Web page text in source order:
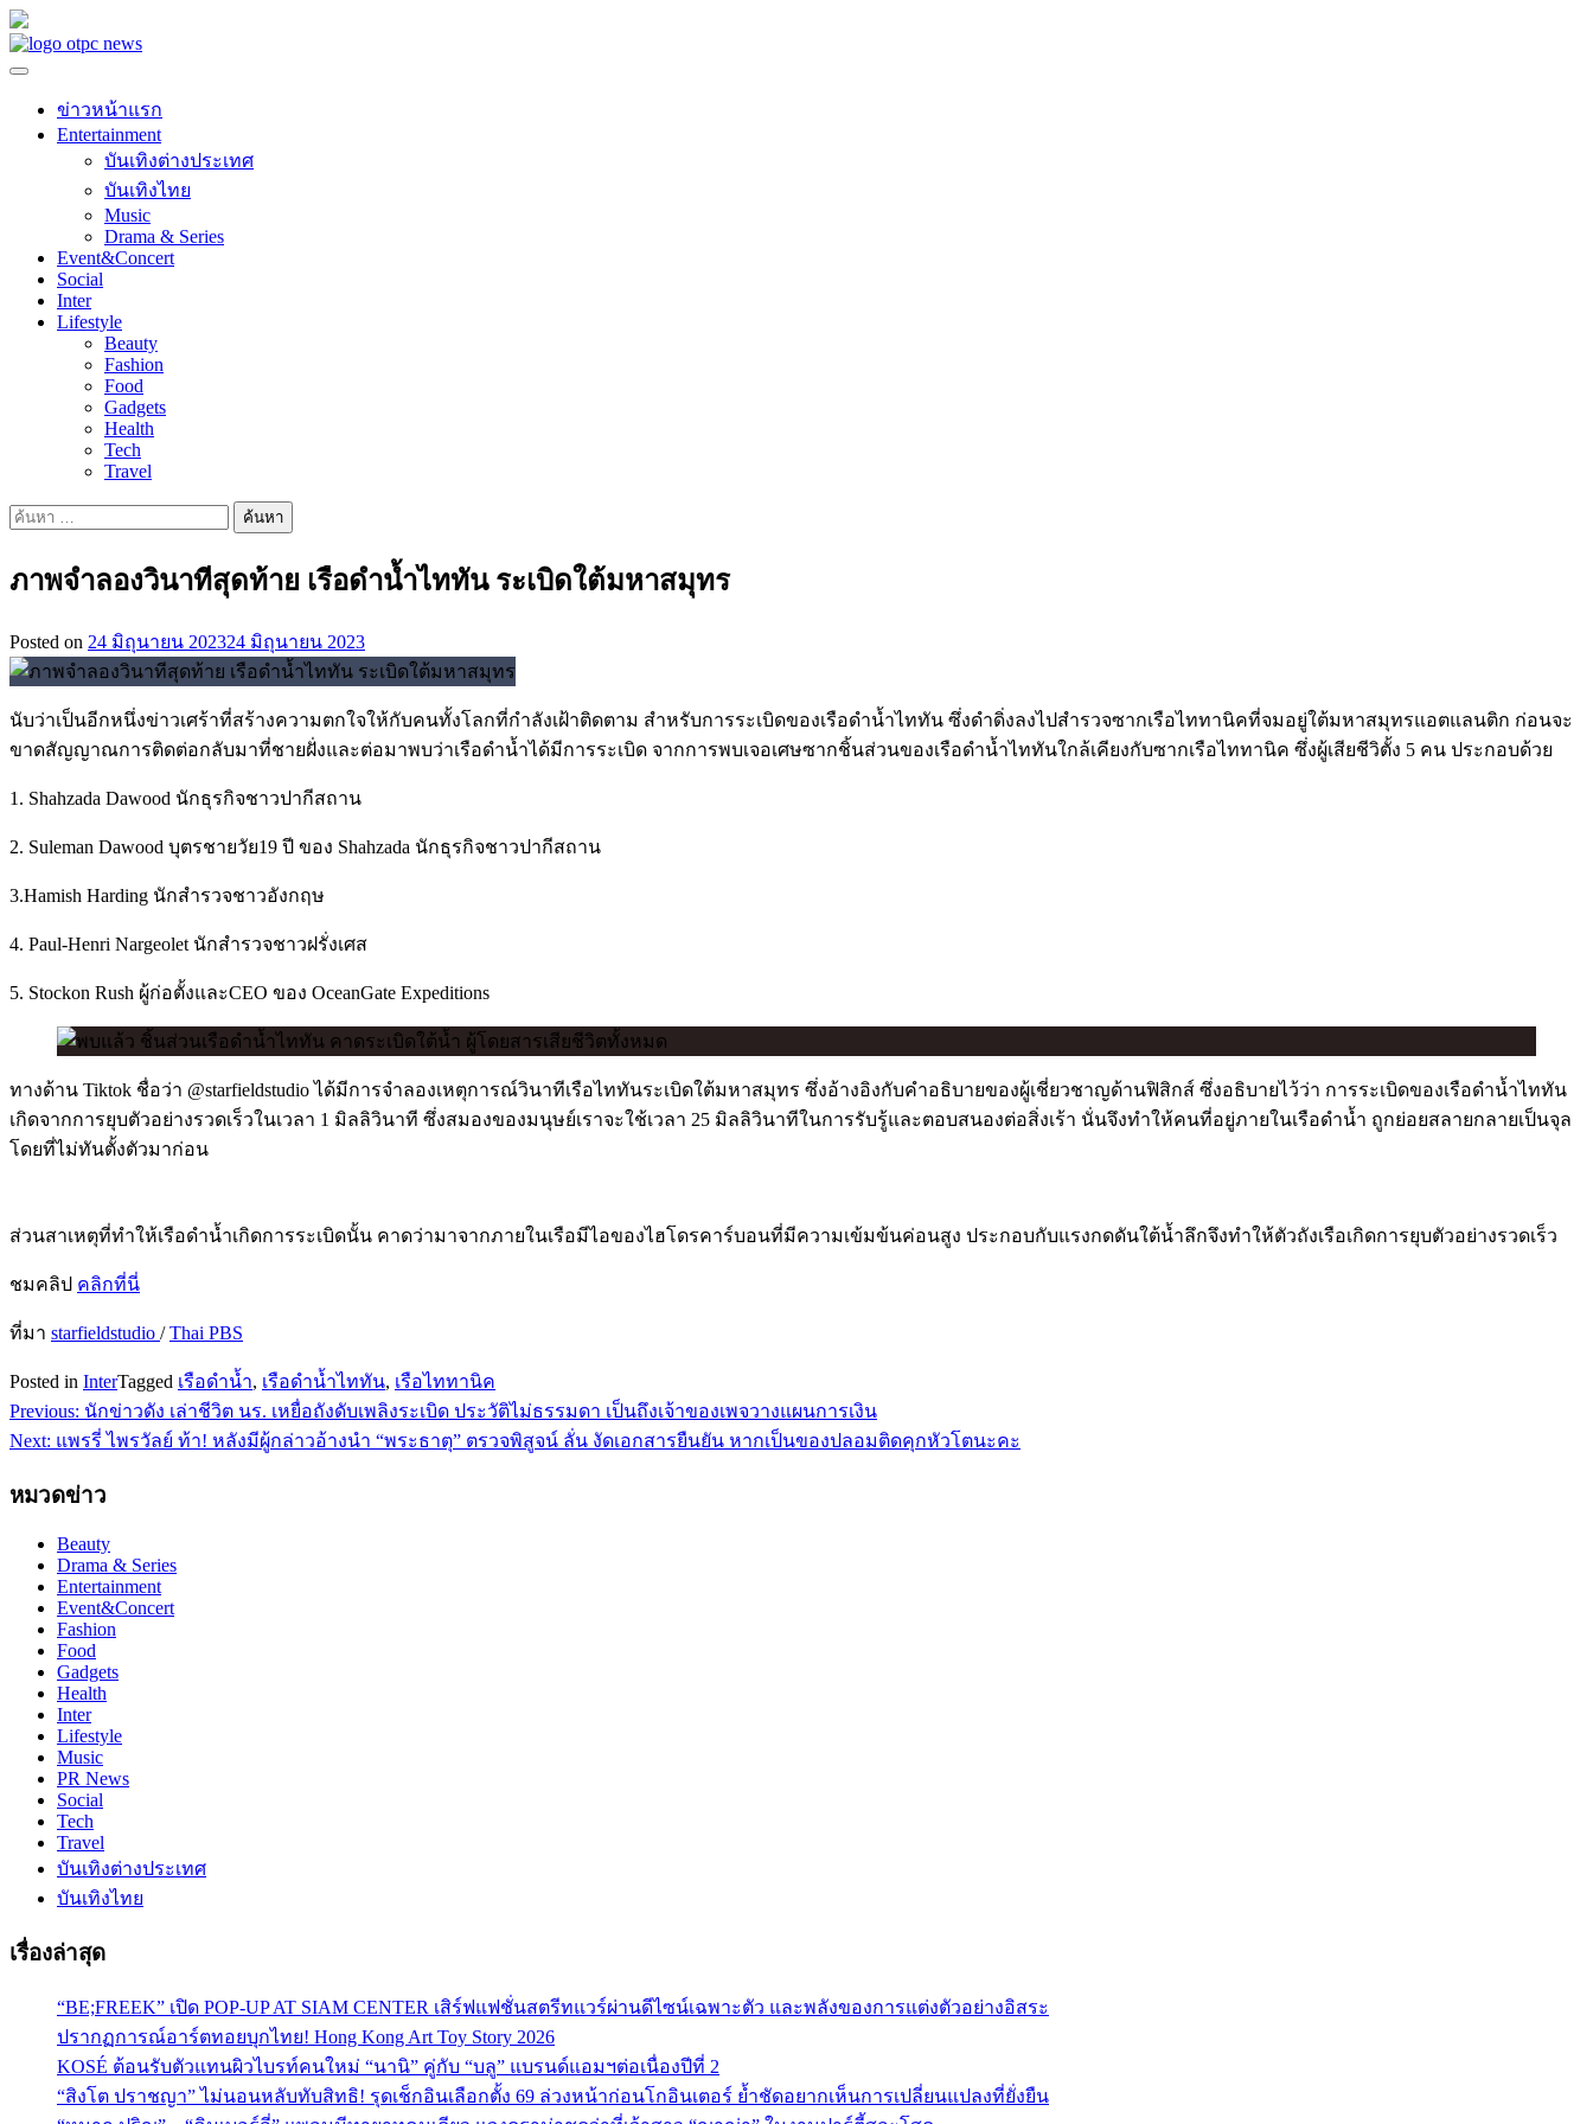
Skip
to
ข่าวหน้าแรก
Entertainment
บันเทิงต่างประเทศ
บันเทิงไทย
Music
Drama & Series
Event&Concert
Social
Inter
Lifestyle
Beauty
Fashion
Food
Gadgets
Health
Tech
Travel
ค้นหา
ภาพจำลองวินาทีสุดท้าย เรือดำน้ำไททัน ระเบิดใต้มหาสมุทร
Posted on 24 มิถุนายน 202324 มิถุนายน 2023
นับว่าเป็นอีกหนึ่งข่าวเศร้าที่สร้างความตกใจให้กับคนทั้งโลกที่กำลังเฝ้าติดตาม สำหรับการระเบิดของเรือดำน้ำไททัน ซึ่งดำดิ่งลงไปสำรวจซากเรือไททานิคที่จมอยู่ใต้มหาสมุทรแอตแลนติก ก่อนจะ
ขาดสัญญาณการติดต่อกลับมาที่ชายฝั่งและต่อมาพบว่าเรือดำน้ำได้มีการระเบิด จากการพบเจอเศษซากชิ้นส่วนของเรือดำน้ำไททันใกล้เคียงกับซากเรือไททานิค ซึ่งผู้เสียชีวิตั้ง 5 คน ประกอบด้วย
1. Shahzada Dawood นักธุรกิจชาวปากีสถาน
2. Suleman Dawood บุตรชายวัย19 ปี ของ Shahzada นักธุรกิจชาวปากีสถาน
3.Hamish Harding นักสำรวจชาวอังกฤษ
4. Paul-Henri Nargeolet นักสำรวจชาวฝรั่งเศส
5. Stockon Rush ผู้ก่อตั้งและCEO ของ OceanGate Expeditions
ทางด้าน Tiktok ชื่อว่า @starfieldstudio ได้มีการจำลองเหตุการณ์วินาทีเรือไททันระเบิดใต้มหาสมุทร ซึ่งอ้างอิงกับคำอธิบายของผู้เชี่ยวชาญด้านฟิสิกส์ ซึ่งอธิบายไว้ว่า การระเบิดของเรือดำน้ำไททัน
เกิดจากการยุบตัวอย่างรวดเร็วในเวลา 1 มิลลิวินาที ซึ่งสมองของมนุษย์เราจะใช้เวลา 25 มิลลิวินาทีในการรับรู้และตอบสนองต่อสิ่งเร้า นั่นจึงทำให้คนที่อยู่ภายในเรือดำน้ำ ถูกย่อยสลายกลายเป็นจุล
โดยที่ไม่ทันตั้งตัวมาก่อน
ส่วนสาเหตุที่ทำให้เรือดำน้ำเกิดการระเบิดนั้น คาดว่ามาจากภายในเรือมีไอของไฮโดรคาร์บอนที่มีความเข้มข้นค่อนสูง ประกอบกับแรงกดดันใต้น้ำลึกจึงทำให้ตัวถังเรือเกิดการยุบตัวอย่างรวดเร็ว
ชมคลิป คลิกที่นี่
ที่มา starfieldstudio /Thai PBS
Posted in InterTagged เรือดำน้ำ, เรือดำน้ำไททัน, เรือไททานิค
แนะแนว
Previous: นักข่าวดัง เล่าชีวิต นร. เหยื่อถังดับเพลิงระเบิด ประวัติไม่ธรรมดา เป็นถึงเจ้าของเพจวางแผนการเงิน
Next: แพรรี่ ไพรวัลย์ ท้า! หลังมีผู้กล่าวอ้างนำ “พระธาตุ” ตรวจพิสูจน์ ลั่น งัดเอกสารยืนยัน หากเป็นของปลอมติดคุกหัวโตนะคะ
หมวดข่าว
Beauty
Drama & Series
Entertainment
Event&Concert
Fashion
Food
Gadgets
Health
Inter
Lifestyle
Music
PR News
Social
Tech
Travel
บันเทิงต่างประเทศ
บันเทิงไทย
เรื่องล่าสุด
“BE;FREEK” เปิด POP-UP AT SIAM CENTER เสิร์ฟแฟชั่นสตรีทแวร์ผ่านดีไซน์เฉพาะตัว และพลังของการแต่งตัวอย่างอิสระ
ปรากฏการณ์อาร์ตทอยบุกไทย! Hong Kong Art Toy Story 2026
KOSÉ ต้อนรับตัวแทนผิวไบรท์คนใหม่ “นานิ” คู่กับ “บลู” แบรนด์แอมฯต่อเนื่องปีที่ 2
“สิงโต ปราชญา” ไม่นอนหลับทับสิทธิ! รุดเช็กอินเลือกตั้ง 69 ล่วงหน้าก่อนโกอินเตอร์ ย้ำชัดอยากเห็นการเปลี่ยนแปลงที่ยั่งยืน